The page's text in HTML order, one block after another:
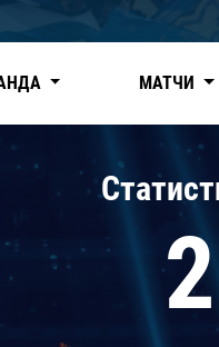
Трактор
Дивизион Чернышева
МАТЧИ